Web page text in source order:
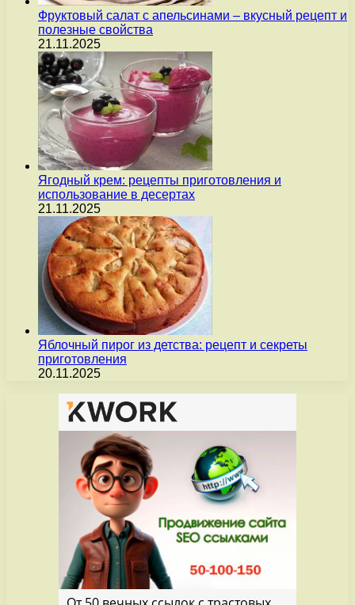
Фруктовый салат с апельсинами – вкусный рецепт и
полезные свойства
21.11.2025
Ягодный крем: рецепты приготовления и
использование в десертах
21.11.2025
Яблочный пирог из детства: рецепт и секреты
приготовления
20.11.2025